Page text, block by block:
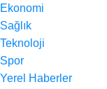
Ekonomi
Sağlık
Teknoloji
Spor
Yerel Haberler